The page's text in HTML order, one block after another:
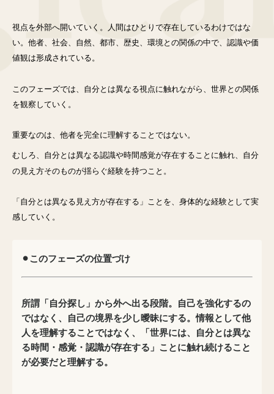
視点を外部へ開いていく。人間はひとりで存在しているわけではな
い。 他者、社会、自然、都市、歴史、環境との関係の中で、認識や価
値観は形成されている。
このフェーズでは、自分とは異なる視点に触れながら、世界との関係
を観察していく。
重要なのは、他者を完全に理解することではない。
むしろ、自分とは異なる認識や時間感覚が存在することに触れ、自分
の見え方そのものが揺らぐ経験を持つこと。
「自分とは異なる見え方が存在する」ことを、身体的な経験として実
感していく。
⚫︎このフェーズの位置づけ
所謂「自分探し」から外へ出る段階。自己を強化するの
ではなく、自己の境界を少し曖昧にする。情報として他
人を理解することではなく、「世界には、自分とは異な
る時間・感覚・認識が存在する」ことに触れ続けること
が必要だと理解する。